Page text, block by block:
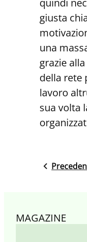
quindi
giusta
una
grazie
della rete
lavoro
sua volta
MAGAZINE